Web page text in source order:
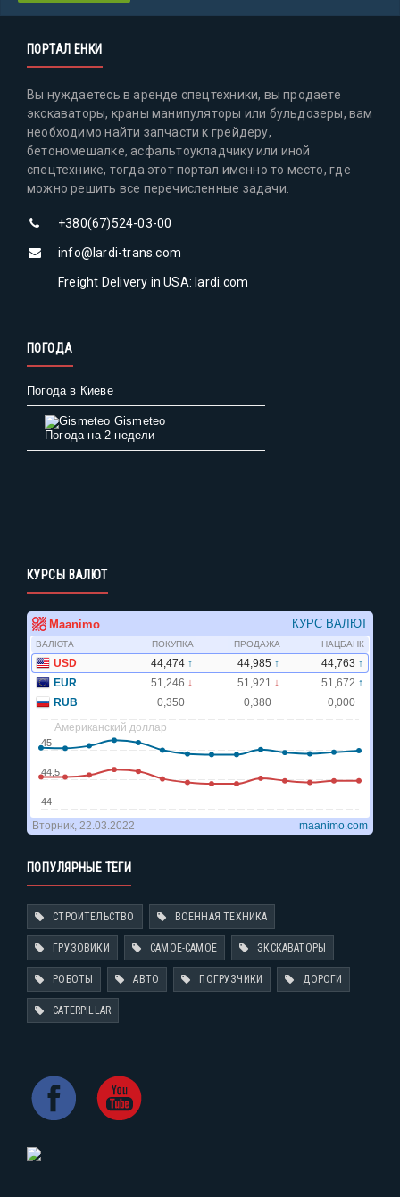
ПОРТАЛ ЕНКИ
Вы нуждаетесь в аренде спецтехники, вы продаете
экскаваторы, краны манипуляторы или бульдозеры, вам
необходимо найти запчасти к грейдеру,
бетономешалке, асфальтоукладчику или иной
спецтехнике, тогда этот портал именно то место, где
можно решить все перечисленные задачи.
+380(67)524-03-00
info@lardi-trans.com
Freight Delivery in USA: lardi.com
ПОГОДА
Погода в Киеве
Gismeteo
Погода на 2 недели
КУРСЫ ВАЛЮТ
ПОПУЛЯРНЫЕ ТЕГИ
СТРОИТЕЛЬСТВО ВОЕННАЯ ТЕХНИКА
ГРУЗОВИКИ САМОЕ-САМОЕ ЭКСКАВАТОРЫ
РОБОТЫ АВТО ПОГРУЗЧИКИ ДОРОГИ
CATERPILLAR